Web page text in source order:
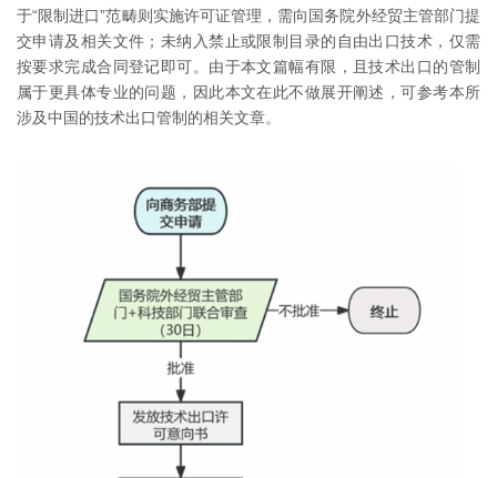
于“限制进口”范畴则实施许可证管理，需向国务院外经贸主管部门提
交申请及相关文件；未纳入禁止或限制目录的自由出口技术，仅需
按要求完成合同登记即可。由于本文篇幅有限，且技术出口的管制
属于更具体专业的问题，因此本文在此不做展开阐述，可参考本所
涉及中国的技术出口管制的相关文章。